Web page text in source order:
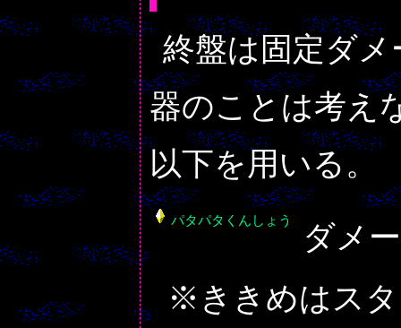
終盤は固定ダ
器のことは考え
以下を用いる。
パタパタくんしょう
ダメ
※ききめはス